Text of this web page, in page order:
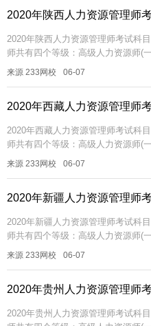
2020年陕西人力资源管理师
2020年陕西人力资源管理师考试科
师共有四个等级：高级人力资源师(
力资源管理师(三级)、人力资源管理
来源 233网校 06-07
2020年西藏人力资源管理师
2020年西藏人力资源管理师考试科
师共有四个等级：高级人力资源师(
力资源管理师(三级)、人力资源管理
来源 233网校 06-07
2020年新疆人力资源管理师
2020年新疆人力资源管理师考试科
师共有四个等级：高级人力资源师(
力资源管理师(三级)、人力资源管理
来源 233网校 06-07
2020年贵州人力资源管理师
2020年贵州人力资源管理师考试科